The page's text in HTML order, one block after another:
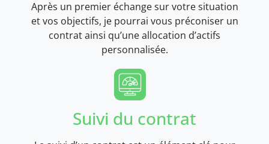
Après un premier échange sur votre situation
et vos objectifs, je pourrai vous préconiser un
contrat ainsi qu’une allocation d’actifs
personnalisée.
Suivi du contrat